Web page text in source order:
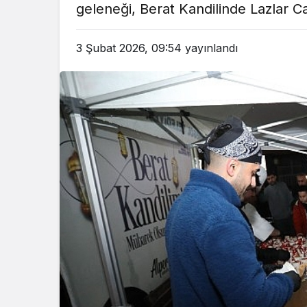
geleneği, Berat Kandilinde Lazlar
3 Şubat 2026, 09:54 yayınlandı
3 ay önce
Bakanı, Kahraman Polisleri
Gündem
3 ay
Yunanistan’da